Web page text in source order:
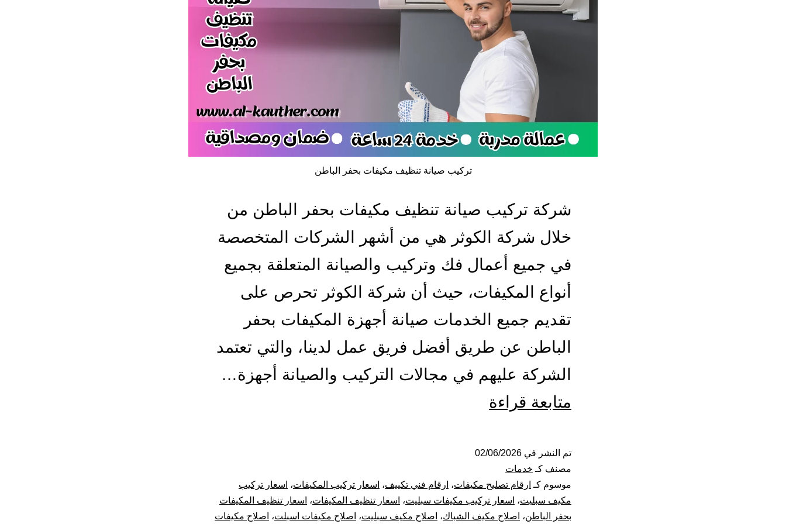
تركيب صيانة تنظيف مكيفات بحفر الباطن
شركة تركيب صيانة تنظيف مكيفات بحفر الباطن من
خلال شركة الكوثر هي من أشهر الشركات المتخصصة
في جميع أعمال فك وتركيب والصيانة المتعلقة بجميع
أنواع المكيفات، حيث أن شركة الكوثر تحرص على
تقديم جميع الخدمات صيانة أجهزة المكيفات بحفر
الباطن عن طريق أفضل فريق عمل لدينا، والتي تعتمد
الشركة عليهم في مجالات التركيب والصيانة أجهزة…
متابعة قراءة
تنظيف
مكيفات
بحفر
تم النشر في 02/06/2026
مصنف كـ خدمات
موسوم كـ ارقام تصليح مكيفات، ارقام فني تكييف، اسعار تركيب المكيفات، اسعار تركيب
مكيف سبليت، اسعار تركيب مكيفات سبليت، اسعار تنظيف المكيفات، اسعار تنظيف المكيفات
بحفر الباطن، اصلاح مكيف الشباك، اصلاح مكيف سبليت، اصلاح مكيفات اسبلت، اصلاح مكيفات